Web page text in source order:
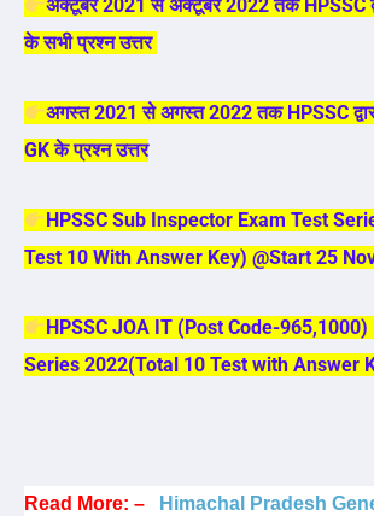
अक्टूबर 2021 से अक्टूबर 2022 तक HPSSC
के सभी प्रश्न उत्तर
अगस्त 2021 से अगस्त 2022 तक HPSSC
GK के प्रश्न उत्तर
HPSSC Sub Inspector Exam Test
Test 10 With Answer Key) @Start 25
HPSSC JOA IT (Post Code-965,1000)
Series 2022(Total 10 Test with Answer
Read More: – Himachal Pradesh